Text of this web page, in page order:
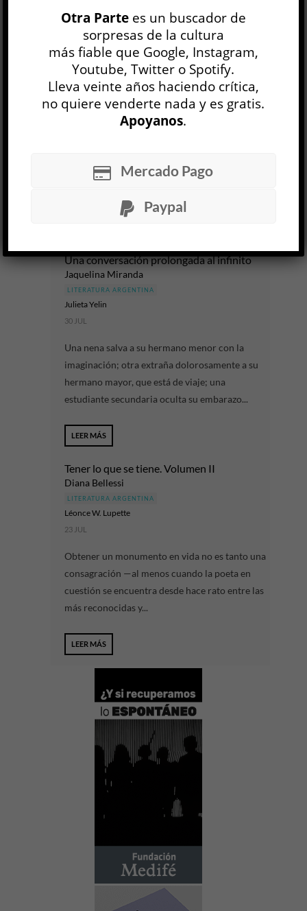
RODOLFO WALSH
Diario de familia
Gabriela Bejerman
LITERATURA ARGENTINA
6 AGO
los cuerpos, ahí donde la palabra pudor suena
Una conversación prolongada al infinito
Jaquelina Miranda
LITERATURA ARGENTINA
Julieta Yelin
30 JUL
Una nena salva a su hermano menor con la
imaginación; otra extraña dolorosamente a su
hermano mayor, que está de viaje; una
estudiante secundaria oculta su embarazo...
LEER MÁS
Tener lo que se tiene. Volumen II
Diana Bellessi
LITERATURA ARGENTINA
Léonce W. Lupette
23 JUL
Obtener un monumento en vida no es tanto una
consagración —al menos cuando la poeta en
cuestión se encuentra desde hace rato entre las
más reconocidas y...
LEER MÁS
Otra Partees un buscador de
sorpresas de la cultura
más fiable que Google, Instagram,
Youtube, Twitter o Spotify.
Lleva veinte años haciendo crítica,
no quiere venderte nada y es gratis.
Apoyanos.
Mercado Pago
Paypal